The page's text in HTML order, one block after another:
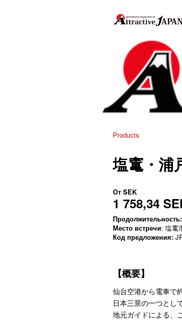
Products
塩竃・浦
От SEK
1 758,34
Продолжительность:
Место встречи: 塩竃
Код предложения:
【概要】
仙台空港から電車で
日本三景の一つとし
地元ガイドによる、